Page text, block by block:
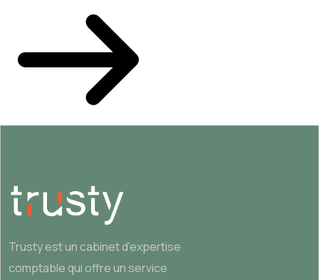
Trusty est un cabinet d'expertise
comptable qui offre un service